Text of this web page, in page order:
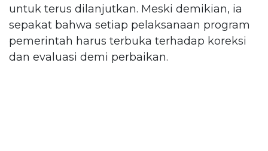
untuk terus dilanjutkan. Meski demikian, ia
sepakat bahwa setiap pelaksanaan program
pemerintah harus terbuka terhadap koreksi
dan evaluasi demi perbaikan.